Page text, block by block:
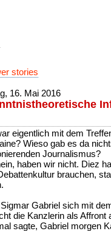
stories
16. Mai 2016
eigentlich mit dem
Wieso gab es da
Journalismus?
haben wir nicht. Diez
brauchen,
Gabriel sich mit
die Kanzlerin als
sagte, Gabriel morgen